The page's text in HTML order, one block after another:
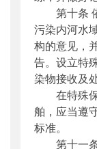
第十条 依
污染内河水
构的意见，
告。设立特
染物接收及
在特殊保
舶，应当遵
标准。
第十一条